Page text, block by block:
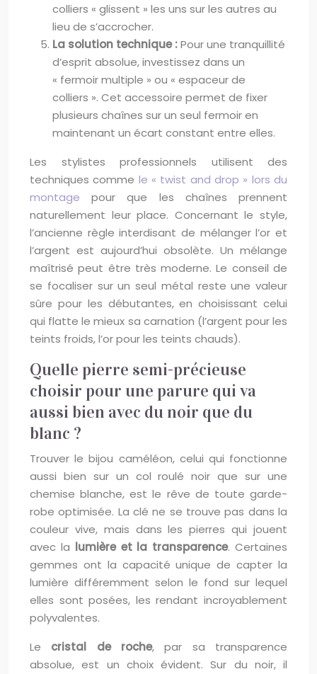
colliers « glissent » les uns sur les autres au
lieu de s’accrocher.
La solution technique :Pour une tranquillité
d’esprit absolue, investissez dans un
« fermoir multiple » ou « espaceur de
colliers ». Cet accessoire permet de fixer
plusieurs chaînes sur un seul fermoir en
maintenant un écart constant entre elles.
Les stylistes professionnels utilisent des
techniques comme le « twist and drop » lors du
montage pour que les chaînes prennent
naturellement leur place. Concernant le style,
l’ancienne règle interdisant de mélanger l’or et
l’argent est aujourd’hui obsolète. Un mélange
maîtrisé peut être très moderne. Le conseil de
se focaliser sur un seul métal reste une valeur
sûre pour les débutantes, en choisissant celui
qui flatte le mieux sa carnation (l’argent pour les
teints froids, l’or pour les teints chauds).
Quelle pierre semi-précieuse
choisir pour une parure qui va
aussi bien avec du noir que du
blanc ?
Trouver le bijou caméléon, celui qui fonctionne
aussi bien sur un col roulé noir que sur une
chemise blanche, est le rêve de toute garde-
robe optimisée. La clé ne se trouve pas dans la
couleur vive, mais dans les pierres qui jouent
avec la lumière et la transparence. Certaines
gemmes ont la capacité unique de capter la
lumière différemment selon le fond sur lequel
elles sont posées, les rendant incroyablement
polyvalentes.
Le cristal de roche, par sa transparence
absolue, est un choix évident. Sur du noir, il